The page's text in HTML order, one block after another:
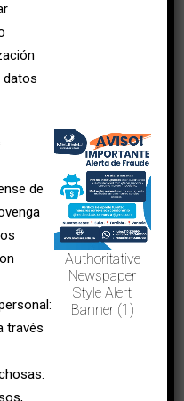
poblaciones mediante
programas
directos para la
cuidado colectivo.
datos
de
través
Authoritative
Newspaper
Style Alert
Banner (1)